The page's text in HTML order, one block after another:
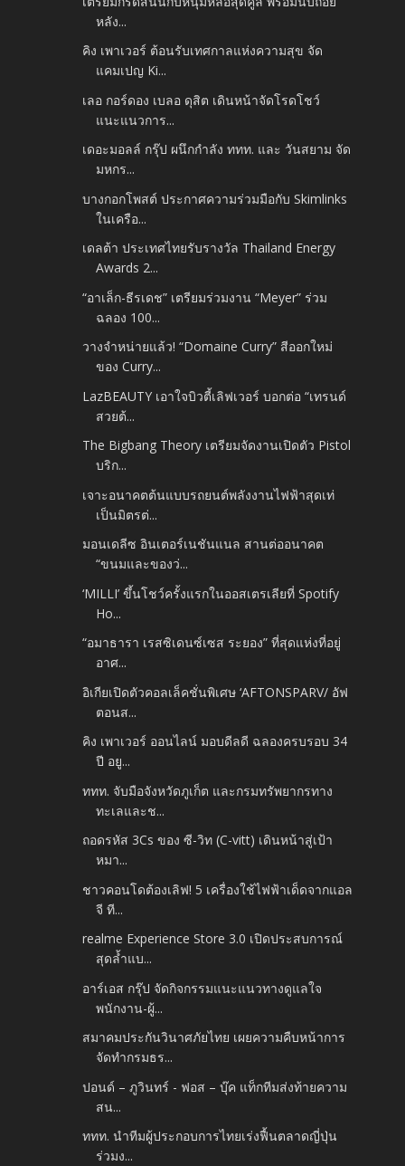
หลัง...
คิง เพาเวอร์ ต้อนรับเทศกาลแห่งความสุข จัด
แคมเปญ Ki...
เลอ กอร์ดอง เบลอ ดุสิต เดินหน้าจัดโรดโชว์
แนะแนวการ...
เดอะมอลล์ กรุ๊ป ผนึกกำลัง ททท. และ วันสยาม จัด
มหกร...
บางกอกโพสต์ ประกาศความร่วมมือกับ Skimlinks
ในเครือ...
เดลต้า ประเทศไทยรับรางวัล Thailand Energy
Awards 2...
“อาเล็ก-ธีรเดช” เตรียมร่วมงาน “Meyer” ร่วม
ฉลอง 100...
วางจำหน่ายแล้ว! “Domaine Curry” สีออกใหม่
ของ Curry...
LazBEAUTY เอาใจบิวตี้เลิฟเวอร์ บอกต่อ “เทรนด์
สวยต้...
The Bigbang Theory เตรียมจัดงานเปิดตัว Pistol
บริก...
เจาะอนาคตต้นแบบรถยนต์พลังงานไฟฟ้าสุดเท่
เป็นมิตรต่...
มอนเดลีซ อินเตอร์เนชันแนล สานต่ออนาคต
“ขนมและของว่...
‘MILLI’ ขึ้นโชว์ครั้งแรกในออสเตรเลียที่ Spotify
Ho...
“อมาธารา เรสซิเดนซ์เซส ระยอง” ที่สุดแห่งที่อยู่
อาศ...
อิเกียเปิดตัวคอลเล็คชั่นพิเศษ ‘AFTONSPARV/ อัฟ
ตอนส...
คิง เพาเวอร์ ออนไลน์ มอบดีลดี ฉลองครบรอบ 34
ปี อยู...
ททท. จับมือจังหวัดภูเก็ต และกรมทรัพยากรทาง
ทะเลและช...
ถอดรหัส 3Cs ของ ซี-วิท (C-vitt) เดินหน้าสู่เป้า
หมา...
ชาวคอนโดต้องเลิฟ! 5 เครื่องใช้ไฟฟ้าเด็ดจากแอล
จี ที...
realme Experience Store 3.0 เปิดประสบการณ์
สุดล้ำแบ...
อาร์เอส กรุ๊ป จัดกิจกรรมแนะแนวทางดูแลใจ
พนักงาน-ผู้...
สมาคมประกันวินาศภัยไทย เผยความคืบหน้าการ
จัดทำกรมธร...
ปอนด์ – ภูวินทร์ - ฟอส – บุ๊ค แท็กทีมส่งท้ายความ
สน...
ททท. นำทีมผู้ประกอบการไทยเร่งฟื้นตลาดญี่ปุ่น
ร่วมง...